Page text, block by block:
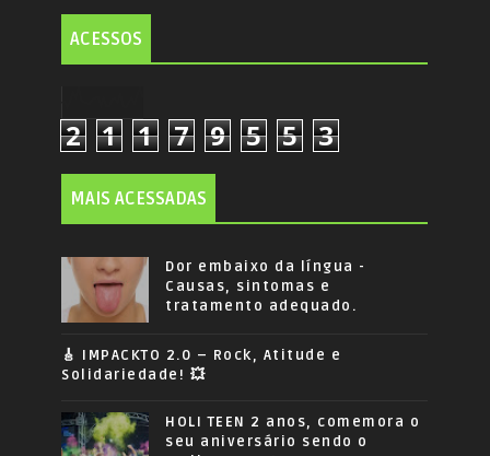
ACESSOS
2 1 1 7 9 5 5 3
MAIS ACESSADAS
Dor embaixo da língua -
Causas, sintomas e
tratamento adequado.
🎸 IMPACKTO 2.0 – Rock, Atitude e
Solidariedade! 💥
HOLI TEEN 2 anos, comemora o
seu aniversário sendo o